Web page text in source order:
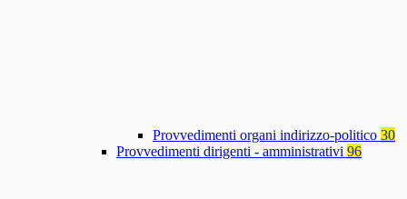
Provvedimenti organi indirizzo-politico 30
Provvedimenti dirigenti - amministrativi 96